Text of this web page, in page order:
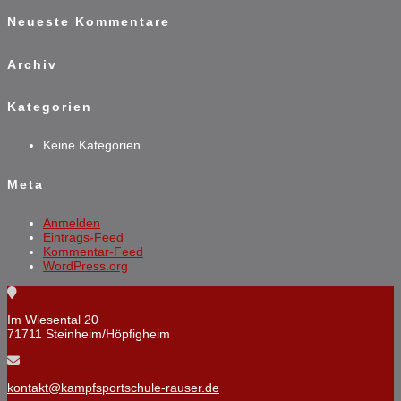
Neueste Kommentare
Archiv
Kategorien
Keine Kategorien
Meta
Anmelden
Eintrags-Feed
Kommentar-Feed
WordPress.org
Im Wiesental 20
71711 Steinheim/Höpfigheim
kontakt@kampfsportschule-rauser.de